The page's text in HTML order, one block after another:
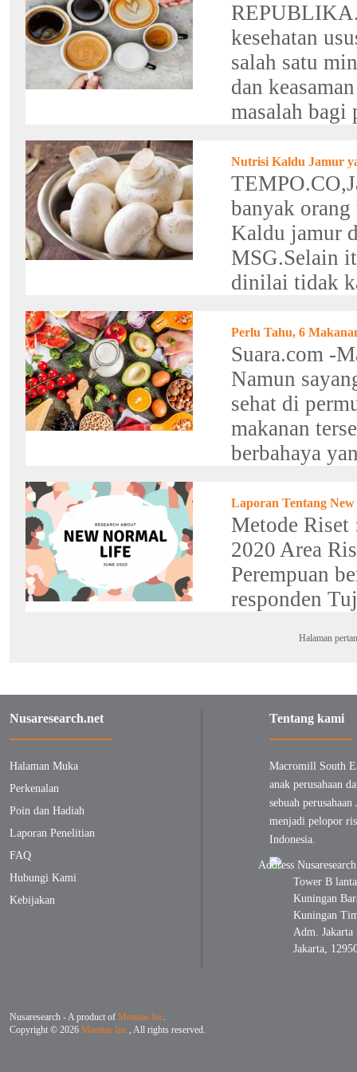
kesehatan
salah satu
dan
masalah bagi
Nutrisi Kaldu Jamur
banyak orang
Kaldu jamur
MSG.Selain
dinilai tidak
Perlu Tahu, 6
Suara.com -
Namun
sehat di
makanan
berbahaya
Laporan Tentang
Metode Riset
2020 Area
Perempuan
responden
Halaman
Nusaresearch.net
Halaman Muka
Perkenalan
Poin dan Hadiah
Laporan Penelitian
FAQ
Hubungi Kami
Kebijakan
Tentang kami
Macromill South
anak perusahaan
sebuah perusahaan
menjadi pelopor
Indonesia.
Tower B
Kuningan
Kuningan
Adm.
Jakarta,
Nusaresearch - A product of Monitas Inc.
Copyright © 2026 Monitas Inc., All rights reserved.